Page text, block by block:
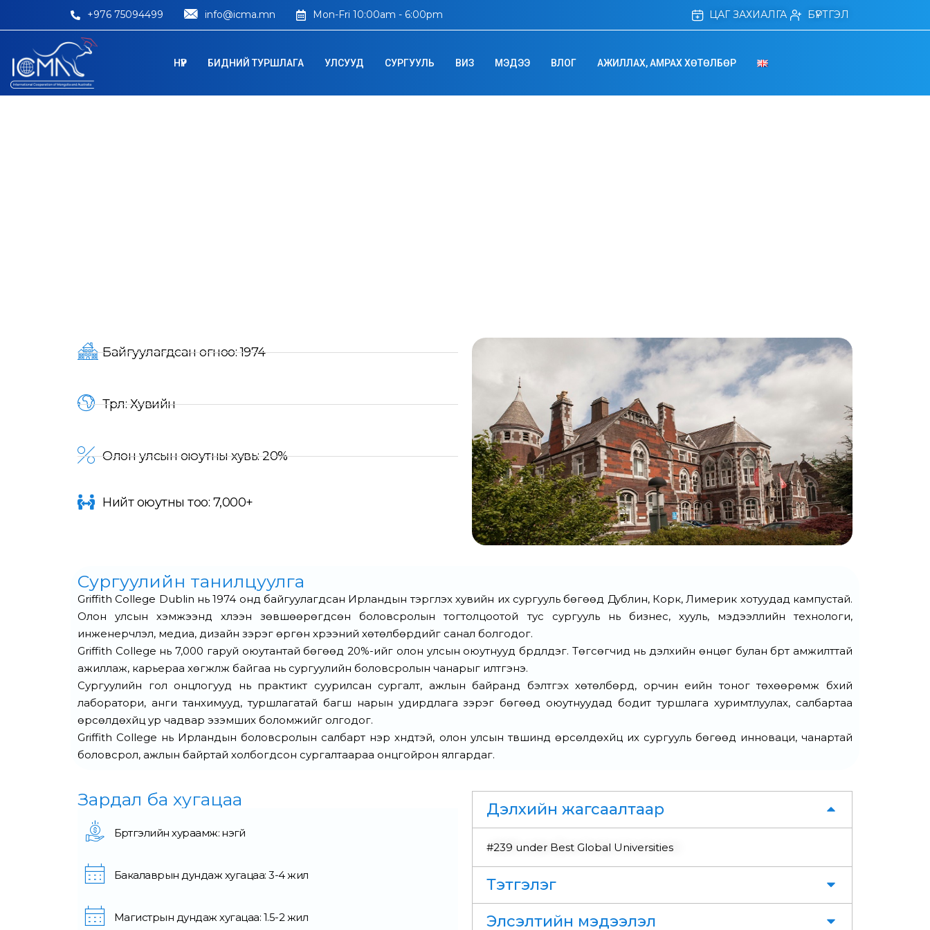
+976 75094499 info@icma.mn Mon-Fri 10:00am - 6:00pm ЦАГ ЗАХИАЛГА БҮРТГЭЛ
НҮҮР БИДНИЙ ТУРШЛАГА УЛСУУД СУРГУУЛЬ ВИЗ МЭДЭЭ ВЛОГ АЖИЛЛАХ, АМРАХ ХӨТӨЛБӨР
Байгуулагдсан огноо: 1974
Төрөл: Хувийн
Олон улсын оюутны хувь: 20%
Нийт оюутны тоо: 7,000+
Сургуулийн танилцуулга
Griffith College Dublin нь 1974 онд байгуулагдсан Ирландын тэргүүлэх хувийн их сургууль бөгөөд Дублин, Корк, Лимерик хотуудад кампустай.
Олон улсын хэмжээнд хүлээн зөвшөөрөгдсөн боловсролын тогтолцоотой тус сургууль нь бизнес, хууль, мэдээллийн технологи,
инженерчлэл, медиа, дизайн зэрэг өргөн хүрээний хөтөлбөрүүдийг санал болгодог.
Griffith College нь 7,000 гаруй оюутантай бөгөөд 20%-ийг олон улсын оюутнууд бүрдүүлдэг. Төгсөгчид нь дэлхийн өнцөг булан бүрт амжилттай
ажиллаж, карьераа хөгжүүлж байгаа нь сургуулийн боловсролын чанарыг илтгэнэ.
Сургуулийн гол онцлогууд нь практикт суурилсан сургалт, ажлын байранд бэлтгэх хөтөлбөрүүд, орчин үеийн тоног төхөөрөмж бүхий
лаборатори, анги танхимууд, туршлагатай багш нарын удирдлага зэрэг бөгөөд оюутнуудад бодит туршлага хуримтлуулах, салбартаа
өрсөлдөхүйц ур чадвар эзэмших боломжийг олгодог.
Griffith College нь Ирландын боловсролын салбарт нэр хүндтэй, олон улсын түвшинд өрсөлдөхүйц их сургууль бөгөөд инноваци, чанартай
боловсрол, ажлын байртай холбогдсон сургалтаараа онцгойрон ялгардаг.
Зардал ба хугацаа
Бүртгэлийн хураамж: үнэгүй
Бакалаврын дундаж хугацаа: 3-4 жил
Магистрын дундаж хугацаа: 1.5-2 жил
Дэлхийн жагсаалтаар
#239 under Best Global Universities
Тэтгэлэг
Элсэлтийн мэдээлэл